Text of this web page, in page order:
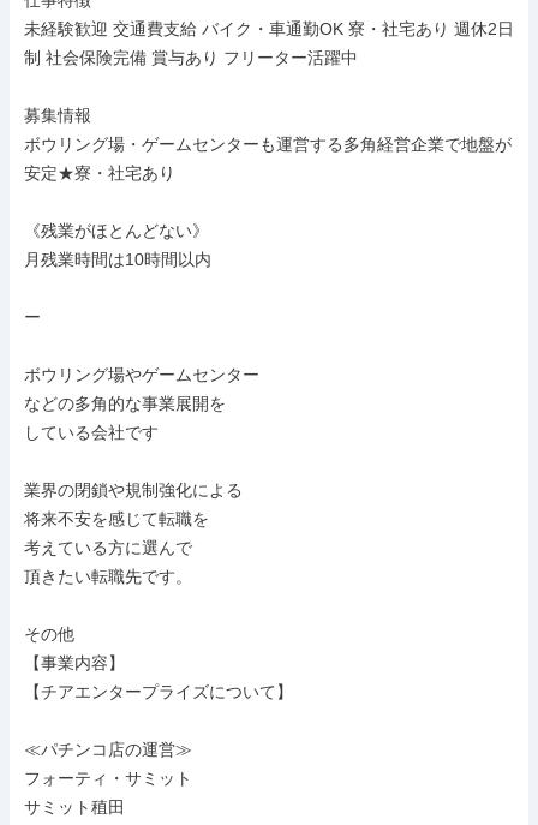
未経験歓迎 交通費支給 バイク・車通勤OK 寮・社宅あり 週休2日
制 社会保険完備 賞与あり フリーター活躍中
募集情報
ボウリング場・ゲームセンターも運営する多角経営企業で地盤が
安定★寮・社宅あり
《残業がほとんどない》
月残業時間は10時間以内
ー
ボウリング場やゲームセンター
などの多角的な事業展開を
している会社です
業界の閉鎖や規制強化による
将来不安を感じて転職を
考えている方に選んで
頂きたい転職先です。
その他
【事業内容】
【チアエンタープライズについて】
≪パチンコ店の運営≫
フォーティ・サミット
サミット稙田